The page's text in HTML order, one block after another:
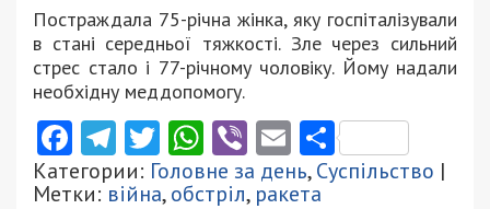
Постраждала 75-річна жінка, яку госпіталізували
в стані середньої тяжкості. Зле через сильний
стрес стало і 77-річному чоловіку. Йому надали
необхідну меддопомогу.
Facebook
Telegram
Twitter
WhatsApp
ViberEmail
Категории: Головне за день,Суспільство |
Метки: війна,обстріл, ракета